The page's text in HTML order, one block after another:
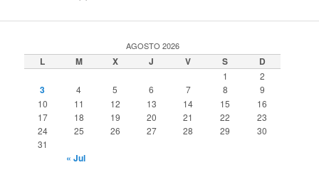
AGOSTO 2026
L M X J V S D
1 2
3 4 5 6 7 8
9
10
11 12 13 14 15
16
17
18 19 20 21 22
23
24
25 26 27 28 29
30
31
« Jul